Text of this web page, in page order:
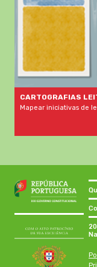
CARTOGRAFIAS
Mapear iniciativas de